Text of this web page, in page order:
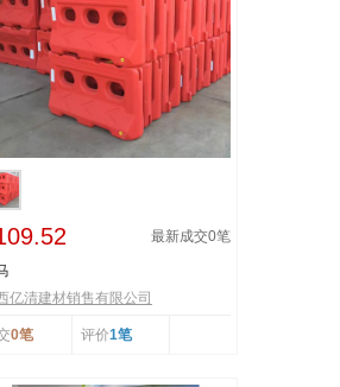
最新成交0笔
亿清建材销售有限公司
0笔 评价1笔